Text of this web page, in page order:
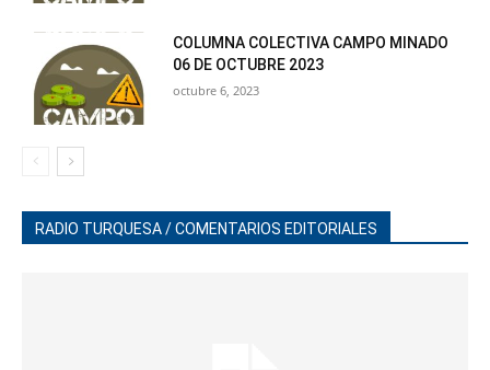
COLUMNA COLECTIVA CAMPO MINADO
06 DE OCTUBRE 2023
octubre 6, 2023
RADIO TURQUESA / COMENTARIOS EDITORIALES